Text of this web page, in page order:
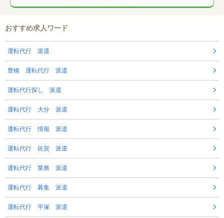
おすすめ求人ワード
運転代行 派遣
豊橋 運転代行 派遣
運転代行探し 派遣
運転代行 大分 派遣
運転代行 情報 派遣
運転代行 佐賀 派遣
運転代行 業務 派遣
運転代行 募集 派遣
運転代行 平塚 派遣